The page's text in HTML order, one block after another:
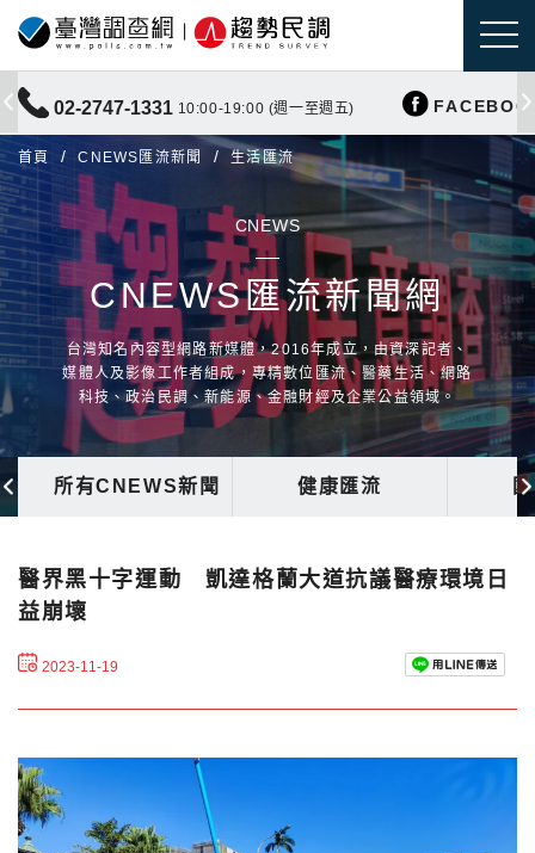
02-2747-1331 10:00-19:00 (週一至週五)
首頁 CNEWS匯流新聞 生活匯流
CNEWS
CNEWS匯流新聞網
台灣知名內容型網路新媒體，2016年成立，由資深記者、
媒體人及影像工作者組成，專精數位匯流、醫藥生活、網路
科技、政治民調、新能源、金融財經及企業公益領域。
所有CNEWS新聞 健康匯流
醫界黑十字運動 凱達格蘭大道抗議醫療環境日
益崩壞
2023-11-19